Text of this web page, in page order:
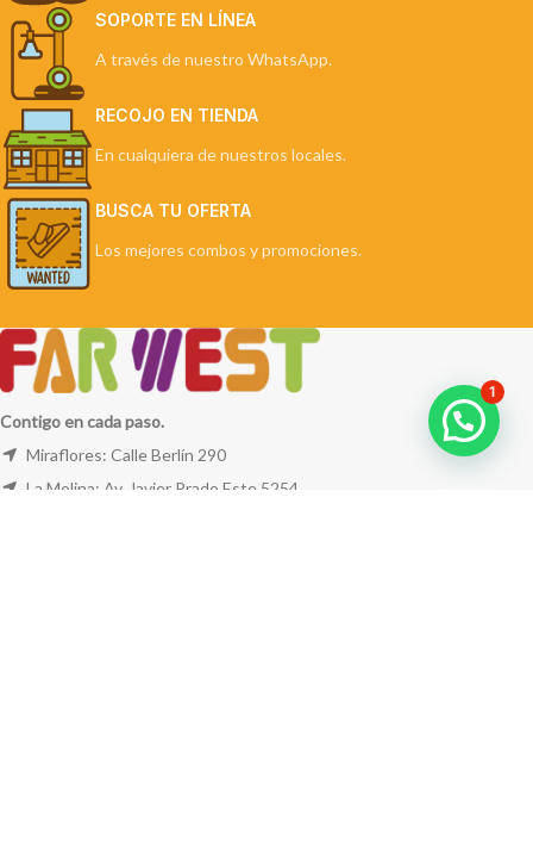
SOPORTE EN LÍNEA
A través de nuestro WhatsApp.
RECOJO EN TIENDA
En cualquiera de nuestros locales.
BUSCA TU OFERTA
Los mejores combos y promociones.
Contigo en cada paso.
Miraflores: Calle Berlín 290
La Molina: Av. Javier Prado Este 5254
1